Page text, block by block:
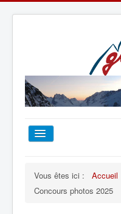
TOUT SUR LE GUMS
Vous êtes ici : Accueil
Concours photos 2025